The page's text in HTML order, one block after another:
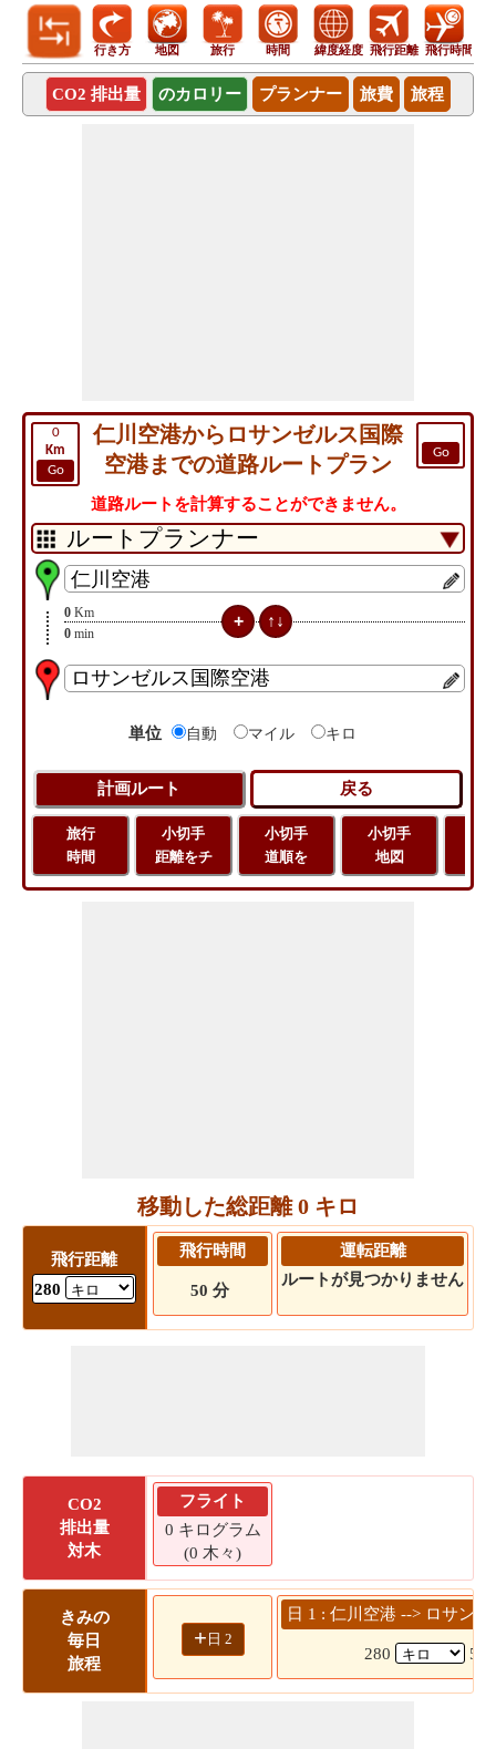
行き方 地図 旅行 時間 緯度経度 飛行距離 飛行時間
CO2 排出量 のカロリー プランナー 旅費 旅程
0
Km
Go
Go
仁川空港からロサンゼルス国際
空港までの道路ルートプラン
道路ルートを計算することができません。
0 Km
0 min
単位 自動 マイル キロ
旅行
時間
小切手
距離をチ
小切手
道順を
小切手
地図
移動した総距離 0 キロ
飛行距離
280
飛行時間
50 分
運転距離
ルートが見つかりません
CO2
排出量
対木
フライト
0 キログラム
(0 木々)
きみの
毎日
旅程
+ 日 2
日 1 : 仁川空港 --> ロサン
280 50